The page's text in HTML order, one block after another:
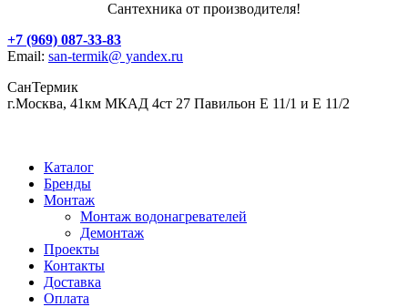
Сантехника от производителя!
+7 (969) 087-33-83
Email: san-termik@ yandex.ru
СанТермик
г.Москва, 41км МКАД 4ст 27 Павильон Е 11/1 и Е 11/2
Каталог
Бренды
Монтаж
Монтаж водонагревателей
Демонтаж
Проекты
Контакты
Доставка
Оплата